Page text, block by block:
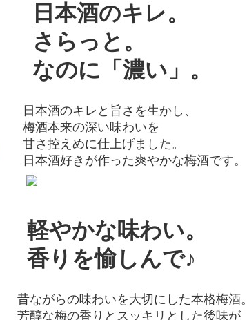
日本酒のキレ。
さらっと。
なのに「濃い」。
日本酒のキレと旨さを生かし、
梅酒本来の深い味わいを
甘さ控えめに仕上げました。
日本酒好きが作った爽やかな梅酒です。
軽やかな味わい。
香りを愉しんで♪
昔ながらの味わいを大切にした本格梅酒。
芳醇な梅の香りとスッキリとした後味が